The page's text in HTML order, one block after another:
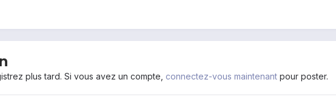
plus tard. Si vous avez un compte, connectez-vous maintenant pour poster.